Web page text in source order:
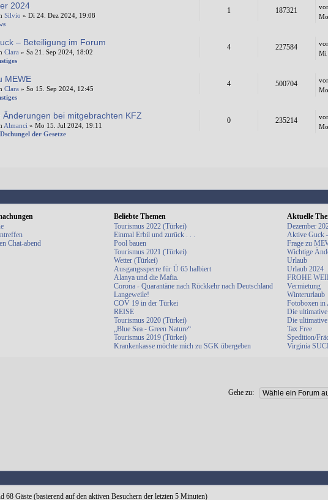
2024
Silvio » Di 24. Dez 2024, 19:08
1 187321
– Beteiligung im Forum
Clara » Sa 21. Sep 2024, 18:02
4 227584
Mi
MEWE
Clara » So 15. Sep 2024, 12:45
4 500704
Änderungen bei mitgebrachten KFZ
Almanci » Mo 15. Jul 2024, 19:11
der Gesetze
0 235214
Beliebte Themen
Aktuelle
Chat-abend
Tourismus 2022 (Türkei)
Einmal Erbil und zurück . . .
Pool bauen
Tourismus 2021 (Türkei)
Wetter (Türkei)
Ausgangssperre für Ü 65 halbiert
Alanya und die Mafia.
Corona - Quarantäne nach Rückkehr nach Deutschland
Langeweile!
COV 19 in der Türkei
REISE
Tourismus 2020 (Türkei)
„Blue Sea - Green Nature“
Tourismus 2019 (Türkei)
Krankenkasse möchte mich zu SGK übergeben
Dezember
Aktive Guck
Frage zu
Wichtige
Urlaub
Urlaub 2024
FROHE
Vermietung
Winterurlaub
Fotoboxen in
Die
Die
Tax Free
Spedition/
Virginia
Gehe zu:
68 Gäste (basierend auf den aktiven Besuchern der letzten 5 Minuten)